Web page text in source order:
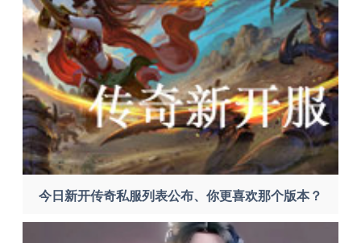
今日新开传奇私服列表公布、你更喜欢那个版本？